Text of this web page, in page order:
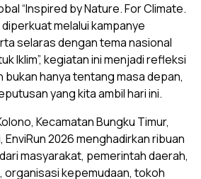
“Inspired by Nature. For Climate.
diperkuat melalui kampanye
selaras dengan tema nasional
Iklim”, kegiatan ini menjadi refleksi
hanya tentang masa depan,
yang kita ambil hari ini.
Kecamatan Bungku Timur,
2026 menghadirkan ribuan
masyarakat, pemerintah daerah,
organisasi kepemudaan, tokoh